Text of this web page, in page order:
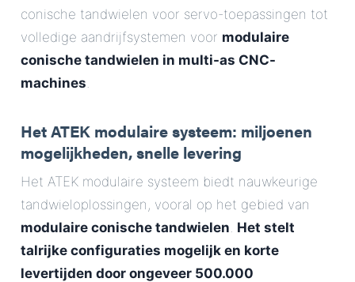
conische tandwielen voor servo-toepassingen tot
volledige aandrijfsystemen voor modulaire
conische tandwielen in multi-as CNC-
machines.
Het ATEK modulaire systeem: miljoenen
mogelijkheden, snelle levering
Het ATEK modulaire systeem biedt nauwkeurige
tandwieloplossingen, vooral op het gebied van
modulaire conische tandwielen. Het stelt
talrijke configuraties mogelijk en korte
levertijden door ongeveer 500.000